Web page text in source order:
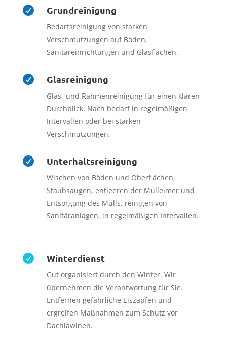
 Grundreinigung
Bedarfsreinigung von starken
Verschmutzungen auf Böden,
Sanitäreinrichtungen und Glasflächen.
 Glasreinigung
Glas- und Rahmenreinigung für einen klaren
Durchblick. Nach bedarf in regelmäßigen
Intervallen oder bei starken
Verschmutzungen.
 Unterhaltsreinigung
Wischen von Böden und Oberflächen,
Staubsaugen, entleeren der Mülleimer und
Entsorgung des Mülls, reinigen von
Sanitäranlagen, in regelmäßigen Intervallen.
 Winterdienst
Gut organisiert durch den Winter. Wir
übernehmen die Verantwortung für Sie.
Entfernen gefährliche Eiszapfen und
ergreifen Maßnahmen zum Schutz vor
Dachlawinen.